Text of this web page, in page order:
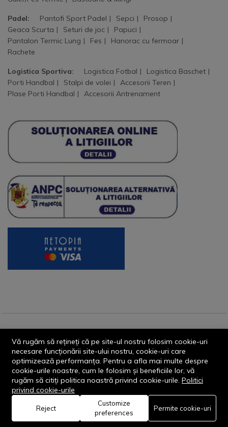
Padel: Pantofi Sport Padel Sepci
Prosop
Geaca Scurta
Seturi de joc
Papuci
Pantalon Termic Lung
Fes
Hanorac cu fermoar
Rachete
Logistica Sportiva: Logistica Fotbal
Logistica Baschet
Porti Handbal
Stalpi de volei
Accesorii Teren
Plase Porti Handbal
Accesorii Antrenament
© 2013-2026 - Dornik Total Services S.R.L. CUI 32211812
Reg.Com. J13/1996/2013, Str. Transilvaniei, Nr. 19A
Rămâi conectat:
Acasă Categorie
0
Coș Favorite Cont
Vă rugăm să rețineți că pe site-ul nostru folosim cookie-uri
necesare funcționării site-ului nostru, cookie-uri care
optimizează performanța. Pentru a afla mai multe despre
cookie-urile noastre, cum le folosim și beneficiile lor, vă
rugăm să citiți politica noastră privind cookie-urile. Politici
privind cookie-urile
Reject
Customize
preferences
Permite cookie-uri